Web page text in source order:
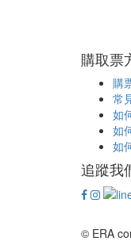
購取票
購
常
如
如
如
追蹤我
© ERA